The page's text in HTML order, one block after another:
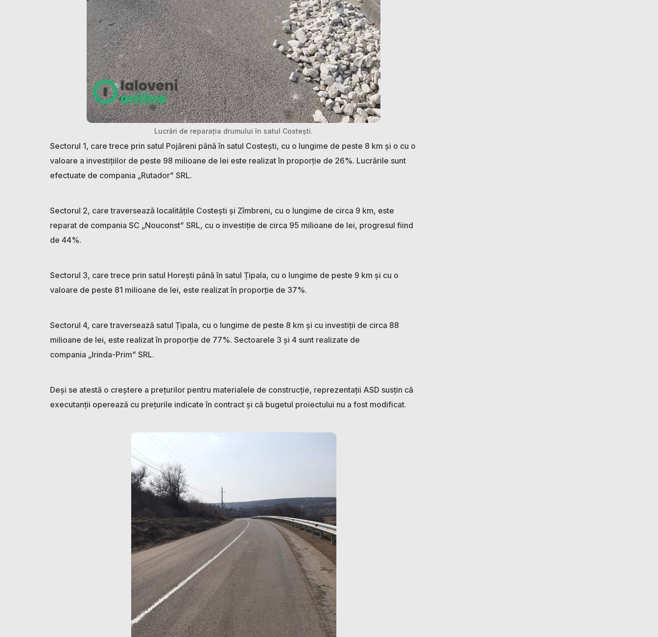
Lucrări de reparația drumului în satul Costești.
Sectorul 1, care trece prin satul Pojăreni până în satul Costești, cu o lungime de peste 8 km și o cu o
valoare a investițiilor de peste 98 milioane de lei este realizat în proporție de 26%. Lucrările sunt
efectuate de compania „Rutador” SRL.
Sectorul 2, care traversează localitățile Costești și Zîmbreni, cu o lungime de circa 9 km, este
reparat de compania SC „Nouconst” SRL, cu o investiție de circa 95 milioane de lei, progresul fiind
de 44%.
Sectorul 3, care trece prin satul Horești până în satul Țipala, cu o lungime de peste 9 km și cu o
valoare de peste 81 milioane de lei, este realizat în proporție de 37%.
Sectorul 4, care traversează satul Țipala, cu o lungime de peste 8 km și cu investiții de circa 88
milioane de lei, este realizat în proporție de 77%. Sectoarele 3 și 4 sunt realizate de
compania „Irinda-Prim” SRL.
Deși se atestă o creștere a prețurilor pentru materialele de construcție, reprezentații ASD susțin că
executanții operează cu prețurile indicate în contract și că bugetul proiectului nu a fost modificat.